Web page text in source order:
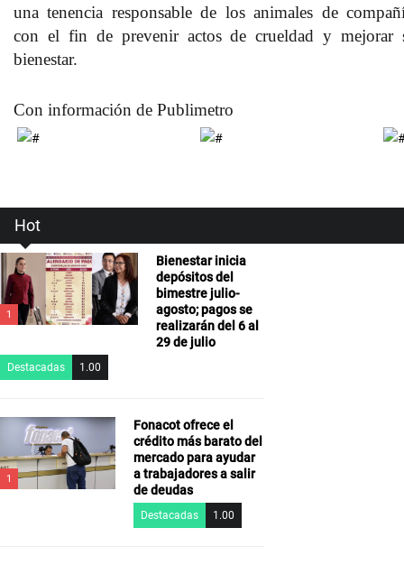
una tenencia responsable de los animales de
con el fin de prevenir actos de crueldad y mejorar
bienestar.
Con información de Publimetro
Hot
1
Bienestar inicia
depósitos del
bimestre julio-
agosto; pagos se
realizarán del 6 al
29 de julio
Destacadas 1.00
1
Fonacot ofrece el
crédito más barato del
mercado para ayudar
a trabajadores a salir
de deudas
Destacadas 1.00